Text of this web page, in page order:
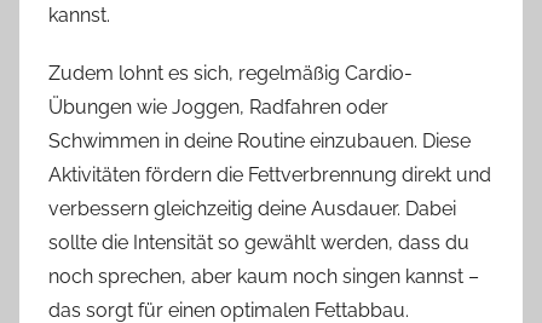
kannst.
Zudem lohnt es sich, regelmäßig Cardio-
Übungen wie Joggen, Radfahren oder
Schwimmen in deine Routine einzubauen. Diese
Aktivitäten fördern die Fettverbrennung direkt und
verbessern gleichzeitig deine Ausdauer. Dabei
sollte die Intensität so gewählt werden, dass du
noch sprechen, aber kaum noch singen kannst –
das sorgt für einen optimalen Fettabbau.